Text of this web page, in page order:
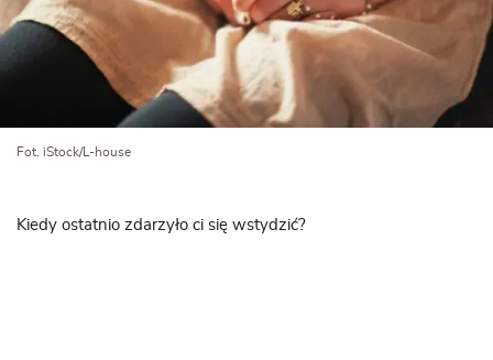
Fot. iStock/L-house
Kiedy ostatnio zdarzyło ci się wstydzić?